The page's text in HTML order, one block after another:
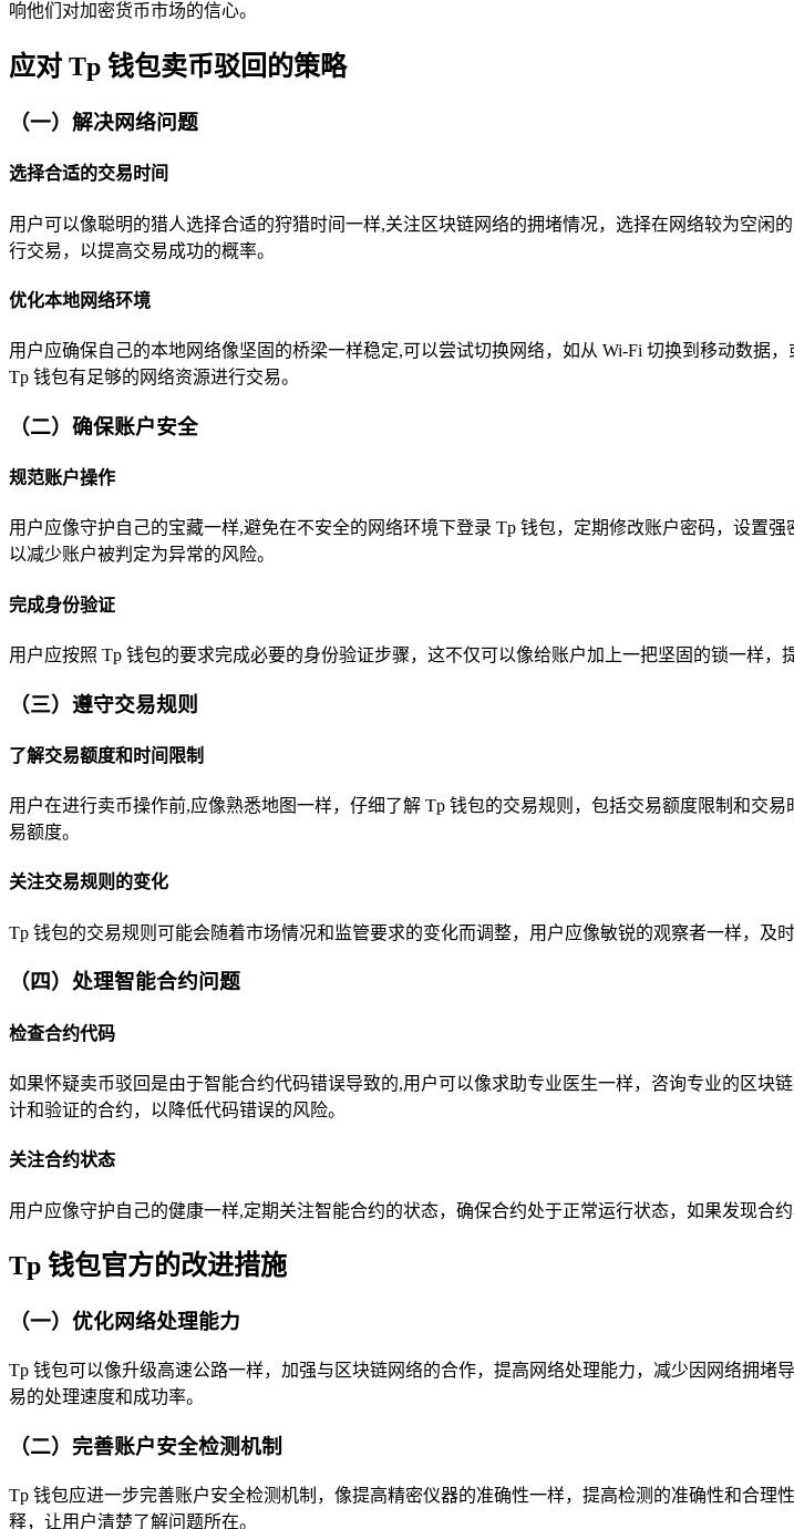
响他们对加密货币市场的信心。
应对 Tp 钱包卖币驳回的策略
（一）解决网络问题
选择合适的交易时间
用户可以像聪明的猎人选择合适的狩猎时间一样,关注区块链网络的拥堵情况，选择在网络较为空
行交易，以提高交易成功的概率。
优化本地网络环境
用户应确保自己的本地网络像坚固的桥梁一样稳定,可以尝试切换网络，如从 Wi-Fi 切换到移动数据
Tp 钱包有足够的网络资源进行交易。
（二）确保账户安全
规范账户操作
用户应像守护自己的宝藏一样,避免在不安全的网络环境下登录 Tp 钱包，定期修改账户密码，设置
以减少账户被判定为异常的风险。
完成身份验证
用户应按照 Tp 钱包的要求完成必要的身份验证步骤，这不仅可以像给账户加上一把坚固的锁一样
（三）遵守交易规则
了解交易额度和时间限制
用户在进行卖币操作前,应像熟悉地图一样，仔细了解 Tp 钱包的交易规则，包括交易额度限制和交
易额度。
关注交易规则的变化
Tp 钱包的交易规则可能会随着市场情况和监管要求的变化而调整，用户应像敏锐的观察者一样，及
（四）处理智能合约问题
检查合约代码
如果怀疑卖币驳回是由于智能合约代码错误导致的,用户可以像求助专业医生一样，咨询专业的区
计和验证的合约，以降低代码错误的风险。
关注合约状态
用户应像守护自己的健康一样,定期关注智能合约的状态，确保合约处于正常运行状态，如果发现合
Tp 钱包官方的改进措施
（一）优化网络处理能力
Tp 钱包可以像升级高速公路一样，加强与区块链网络的合作，提高网络处理能力，减少因网络拥
易的处理速度和成功率。
（二）完善账户安全检测机制
Tp 钱包应进一步完善账户安全检测机制，像提高精密仪器的准确性一样，提高检测的准确性和合
释，让用户清楚了解问题所在。